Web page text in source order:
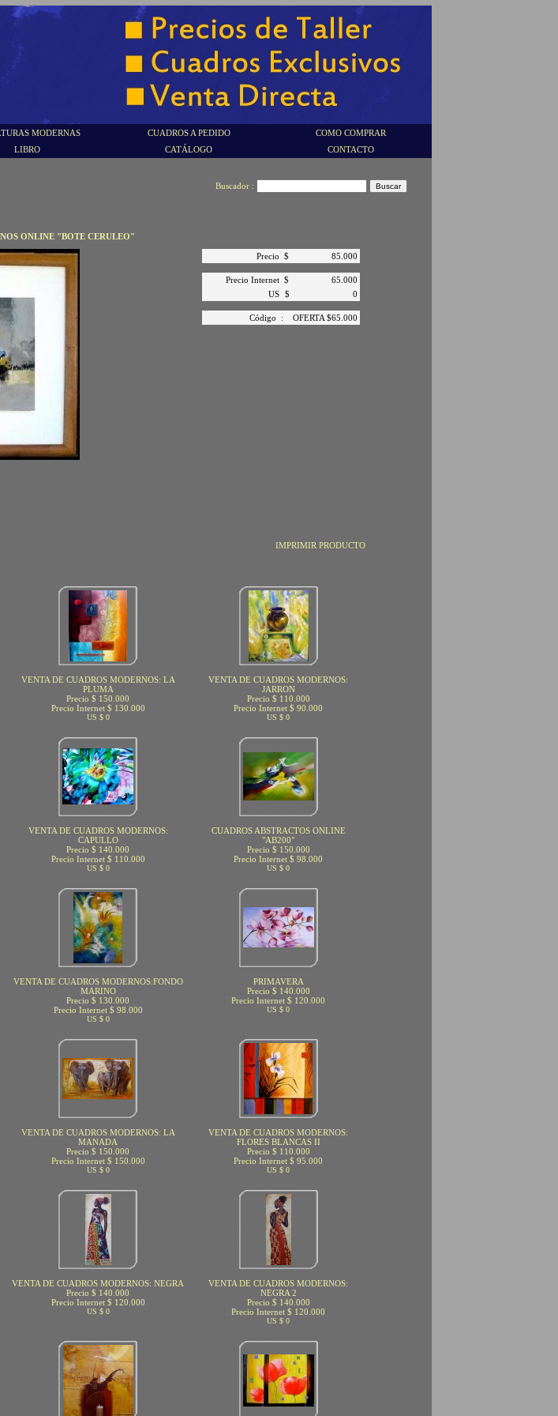
MODERNAS CUADROS A PEDIDO
COMO COMPRAR
LIBRO CATÁLOGO
CONTACTO
Buscador :
ONLINE "BOTE CERULEO"
Precio $ 85.000
Precio Internet $
65.000
US
$ 0
Código : OFERTA $65.000
IMPRIMIR PRODUCTO
VENTA DE CUADROS MODERNOS: LA
PLUMA
Precio $ 150.000
Precio Internet $ 130.000
US $ 0
VENTA DE CUADROS MODERNOS:
JARRON
Precio $ 110.000
Precio Internet $ 90.000
US $ 0
VENTA DE CUADROS MODERNOS:
CAPULLO
Precio $ 140.000
Precio Internet $ 110.000
US $ 0
CUADROS ABSTRACTOS ONLINE
"AB200"
Precio $ 150.000
Precio Internet $ 98.000
US $ 0
VENTA DE CUADROS MODERNOS:FONDO
MARINO
Precio $ 130.000
Precio Internet $ 98.000
US $ 0
PRIMAVERA
Precio $ 140.000
Precio Internet $ 120.000
US $ 0
VENTA DE CUADROS MODERNOS: LA
MANADA
Precio $ 150.000
Precio Internet $ 150.000
US $ 0
VENTA DE CUADROS MODERNOS:
FLORES BLANCAS II
Precio $ 110.000
Precio Internet $ 95.000
US $ 0
VENTA DE CUADROS MODERNOS: NEGRA
Precio $ 140.000
Precio Internet $ 120.000
US $ 0
VENTA DE CUADROS MODERNOS:
NEGRA 2
Precio $ 140.000
Precio Internet $ 120.000
US $ 0